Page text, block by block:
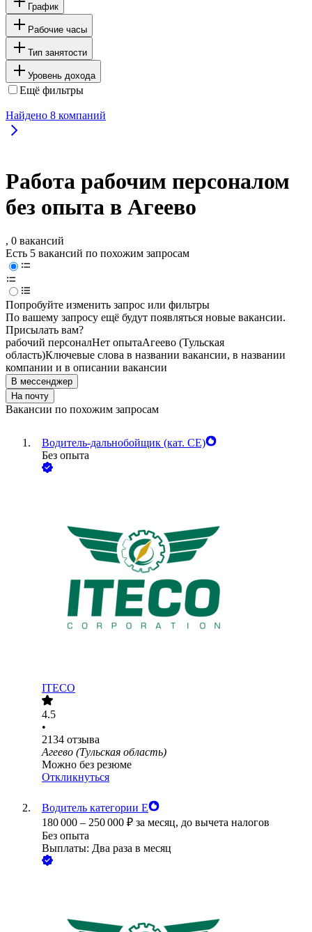
График
Рабочие часы
Тип занятости
Уровень дохода
Ещё фильтры
Найдено 8 компаний
Работа рабочим персоналом
без опыта в Агеево
, 0 вакансий
Есть 5 вакансий по похожим запросам
Попробуйте изменить запрос или фильтры
По вашему запросу ещё будут появляться новые вакансии.
Присылать вам?
рабочий персоналНет опытаАгеево (Тульская
область)Ключевые слова в названии вакансии, в названии
компании и в описании вакансии
В мессенджер
На почту
Вакансии по похожим запросам
Водитель-дальнобойщик (кат. CE)
Без опыта
ITECO
4.5
•
2134 отзыва
Агеево (Тульская область)
Можно без резюме
Откликнуться
Водитель категории Е
180 000 – 250 000 ₽ за месяц, до вычета налогов
Без опыта
Выплаты: Два раза в месяц